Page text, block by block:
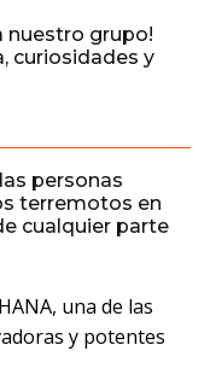
nuestro grupo!
curiosidades y
personas
terremotos en
cualquier parte
una de las
y potentes